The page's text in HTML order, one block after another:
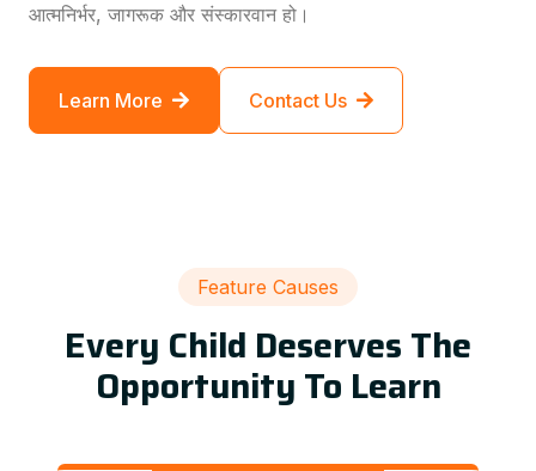
आत्मनिर्भर, जागरूक और संस्कारवान हो।
Learn More Contact Us
Feature Causes
Every Child Deserves The
Opportunity To Learn